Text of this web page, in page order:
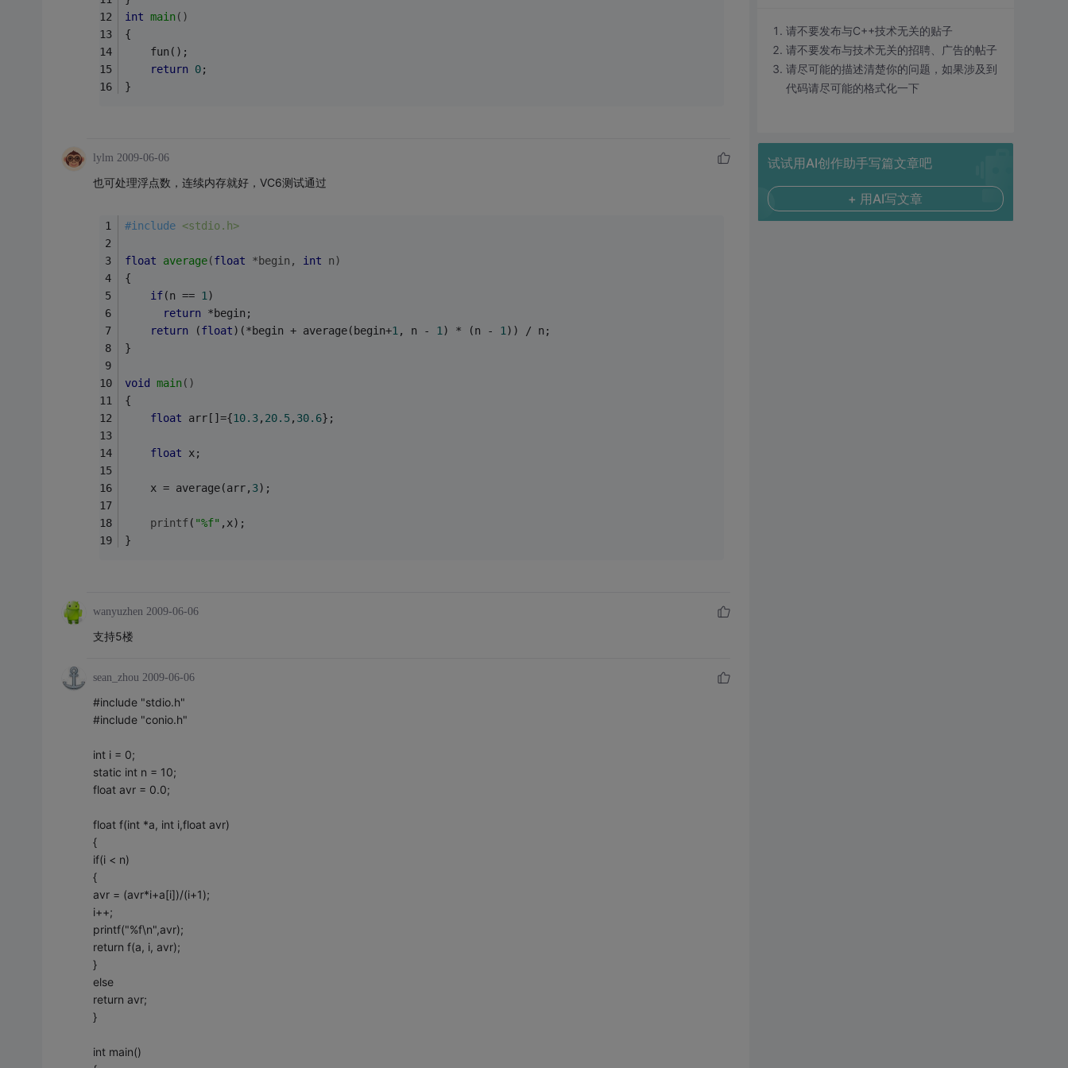
int main()
{
	fun();
return 0;
}
lylm 2009-06-06
也可处理浮点数，连续内存就好，VC6测试通过
#include <stdio.h>
float average(float *begin, int n)
{
if(n == 1 )
return *begin;
return (float)(*begin + average(begin+1 , n - 1 ) * (n - 1 )) / n;
}
void main()
{
float arr[]={10.3, 20.5, 30.6};
float x;
    x = average(arr,
3);
printf ( "%f" ,x);
}
wanyuzhen 2009-06-06
支持5楼
sean_zhou 2009-06-06
#include "stdio.h"
#include "conio.h"
int i = 0;
static int n = 10;
float avr = 0.0;
float f(int *a, int i,float avr)
{
if(i < n)
{
avr = (avr*i+a[i])/(i+1);
i++;
printf("%f\n",avr);
return f(a, i, avr);
}
else
return avr;
}
int main()
请不要发布与C++技术无关的贴子
请不要发布与技术无关的招聘、广告的帖子
请尽可能的描述清楚你的问题，如果涉及到
代码请尽可能的格式化一下
试试用AI创作助手写篇文章吧
+ 用AI写文章